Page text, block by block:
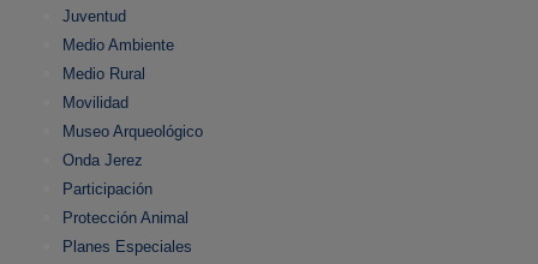
Juventud
Medio Ambiente
Medio Rural
Movilidad
Museo Arqueológico
Onda Jerez
Participación
Protección Animal
Planes Especiales